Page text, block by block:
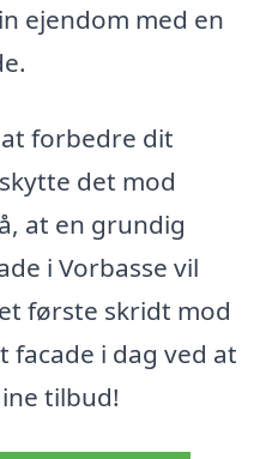
ejendom med en
forbedre dit
det mod
at en grundig
i Vorbasse vil
første skridt mod
facade i dag ved at
tilbud!